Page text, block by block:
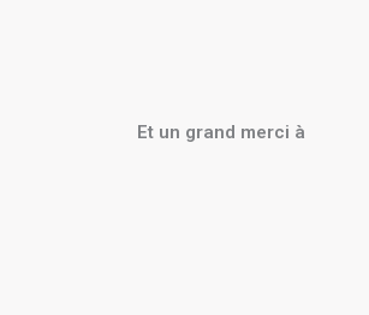
Et un grand merci à